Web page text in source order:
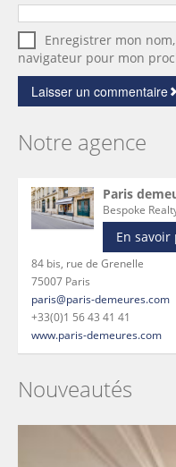
Enregistrer mon
navigateur pour mon
Notre agence
Paris
Bespoke
En savoir
84 bis, rue de Grenelle
75007 Paris
paris@paris-demeures.com
+33(0)1 56 43 41 41
www.paris-demeures.com
Nouveautés